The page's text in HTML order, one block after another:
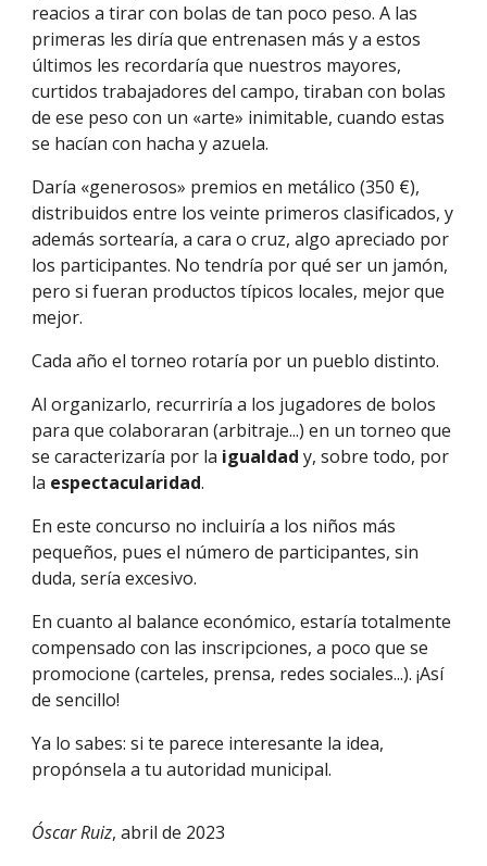
reacios a tirar con bolas de tan poco peso. A las
primeras les diría que entrenasen más y a estos
últimos les recordaría que nuestros mayores,
curtidos trabajadores del campo, tiraban con bolas
de ese peso con un «arte» inimitable, cuando estas
se hacían con hacha y azuela.
Daría «generosos» premios en metálico (350 €),
distribuidos entre los veinte primeros clasificados, y
además sortearía, a cara o cruz, algo apreciado por
los participantes. No tendría por qué ser un jamón,
pero si fueran productos típicos locales, mejor que
mejor.
Cada año el torneo rotaría por un pueblo distinto.
Al organizarlo, recurriría a los jugadores de bolos
para que colaboraran (arbitraje...) en un torneo que
se caracterizaría por la igualdady, sobre todo, por
la espectacularidad.
En este concurso no incluiría a los niños más
pequeños, pues el número de participantes, sin
duda, sería excesivo.
En cuanto al balance económico, estaríatotalmente
compensado con las inscripciones, a poco que se
promocione (carteles, prensa, redes sociales...). ¡Así
de sencillo!
Ya lo sabes: si te parece interesante la idea,
propónsela a tu autoridad municipal.
Óscar Ruiz, abril de 2023